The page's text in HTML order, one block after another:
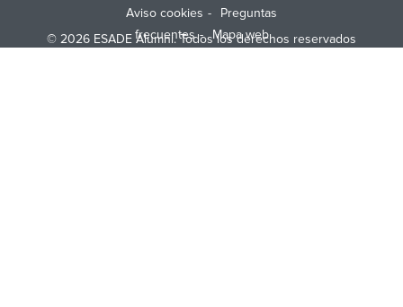
Aviso cookies
Preguntas
frecuentes
Mapa web
© 2026 ESADE Alumni. Todos los derechos reservados